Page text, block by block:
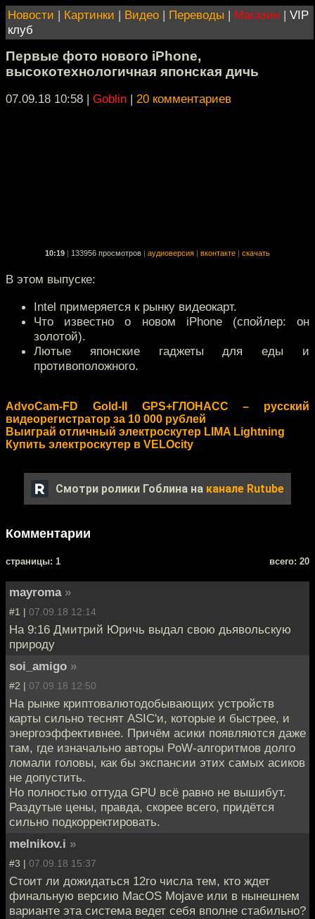
Новости | Картинки | Видео | Переводы | Магазин | VIP
клуб
Первые фото нового iPhone,
высокотехнологичная японская дичь
07.09.18 10:58 | Goblin | 20 комментариев
10:19 133956 просмотров аудиоверсия вконтакте скачать
В этом выпуске:
Intel примеряется к рынку видеокарт.
Что известно о новом iPhone (спойлер: он
золотой).
Лютые японские гаджеты для еды и
противоположного.
AdvoCam-FD Gold-II GPS+ГЛОНАСС – русский
видеорегистратор за 10 000 рублей
Выиграй отличный электроскутер LIMA Lightning
Купить электроскутер в VELOcity
Смотри ролики Гоблина на канале Rutube
Комментарии
cтраницы: 1 всего: 20
mayroma »
#1 | 07.09.18 12:14
На 9:16 Дмитрий Юричь выдал свою дьявольскую
природу
soi_amigo »
#2 | 07.09.18 12:50
На рынке криптовалютодобывающих устройств
карты сильно теснят ASIC'и, которые и быстрее, и
энергоэффективнее. Причём асики появляются даже
там, где изначально авторы PoW-алгоритмов долго
ломали головы, как бы экспансии этих самых асиков
не допустить.
Но полностью оттуда GPU всё равно не вышибут.
Раздутые цены, правда, скорее всего, придётся
сильно подкорректировать.
melnikov.i »
#3 | 07.09.18 15:37
Стоит ли дожидаться 12го числа тем, кто ждет
финальную версию MacOS Mojave или в нынешнем
варианте эта система ведет себя вполне стабильно?